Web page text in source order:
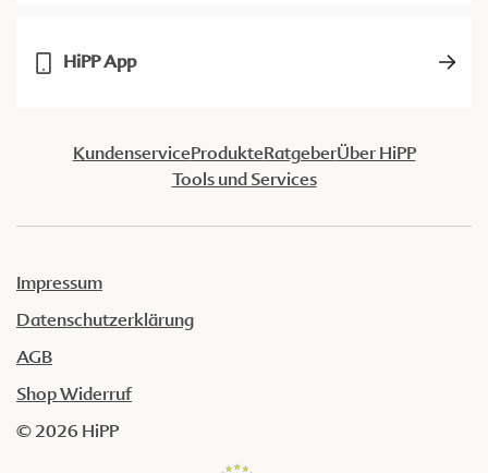
HiPP App
KundenserviceProdukteRatgeberÜber HiPP
Tools und Services
Impressum
Datenschutzerklärung
AGB
Shop Widerruf
© 2026 HiPP